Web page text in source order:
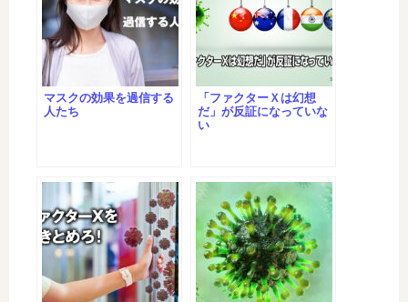
マスクの効果を過信する
人たち
「ファクターＸは幻想
だ」が反証になっていな
い